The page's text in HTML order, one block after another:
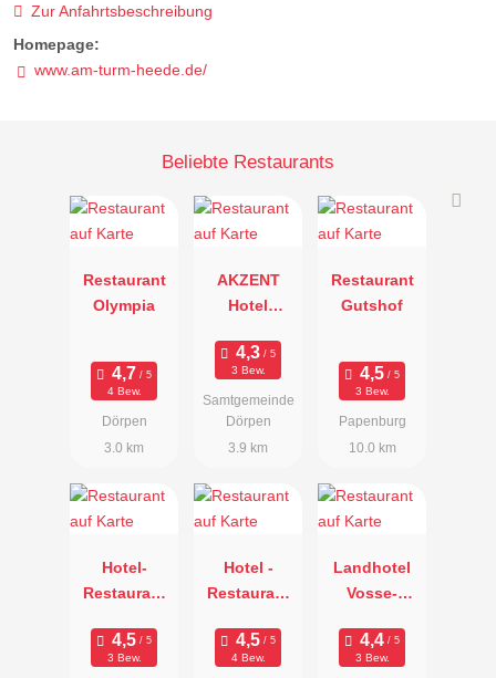
Zur Anfahrtsbeschreibung
Homepage:
www.am-turm-heede.de/
Beliebte Restaurants
Restaurant
Olympia
4 Bew.
Dörpen
3.0 km
AKZENT
Hotel
Borchers
3 Bew.
Samtgemeinde
Dörpen
3.9 km
Restaurant
Gutshof
3 Bew.
Papenburg
10.0 km
Hotel-
Restaurant
3 Bew.
Hotel -
Restaurant
Gasthaus
Kuhr
4 Bew.
Landhotel
Vosse-
3 Bew.